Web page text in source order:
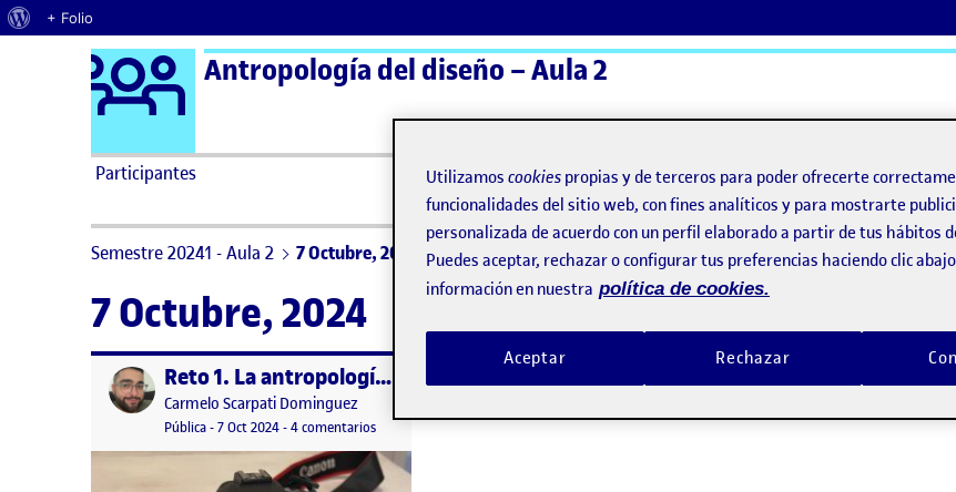
Acerca de WordPress
+ Folio
Saltar al contenido Logo Ágora
Antropología del diseño – Aula 2
Participantes ActiFolios
Semestre 20241 - Aula 2 7 Octubre, 2024
7 Octubre, 2024
Publicado por Reto 1. La antropología en el diseño; la cámara fotográfica
Publicado por
Carmelo Scarpati Dominguez
Visibilidad:
Pública-Fecha de publicación
7 Oct 20247 octubre, 2024 1:59 am
-4 comentariosen Reto 1. La antropología en el diseño; la cámara fotográfica
Utilizamos cookies propias y de terceros para poder ofrecerte
funcionalidades del sitio web, con fines analíticos y para mostrarte
personalizada de acuerdo con un perfil elaborado a partir de tus hábitos
Puedes aceptar, rechazar o configurar tus preferencias haciendo clic
información en nuestra política de cookies.
Rechazar
Aceptar